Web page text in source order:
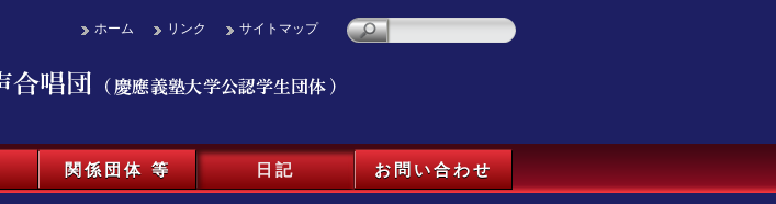
ホーム リンク サイトマップ
関係団体 等 日記 お問い合わせ